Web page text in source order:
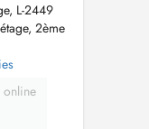
L-2449
2ème
online